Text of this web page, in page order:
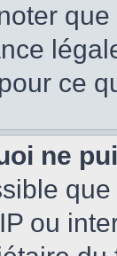
ce
ne
ou